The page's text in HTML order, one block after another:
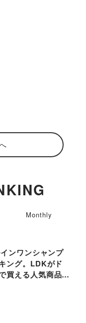
ンワンシャンプ
ング。LDKがド
買える人気商品を
Monthly